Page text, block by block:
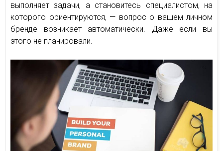
выполняет задачи, а становитесь специалистом, на
которого ориентируются, — вопрос о вашем личном
бренде возникает автоматически. Даже если вы
этого не планировали.